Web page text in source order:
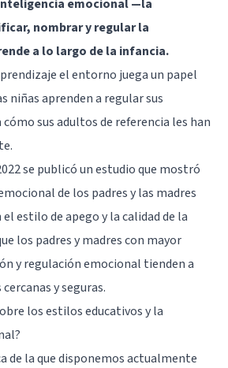
emocional —la
nombrar y regular la
a lo largo de la infancia.
el entorno juega un papel
niñas aprenden a regular sus
sus adultos de referencia les han
se publicó un estudio que mostró
de los padres y las madres
estilo de apego y la calidad de la
los padres y madres con mayor
y regulación emocional tienden a
y seguras.
los estilos educativos y la
de la que disponemos actualmente